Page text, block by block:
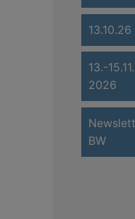
13.-
2026
BW